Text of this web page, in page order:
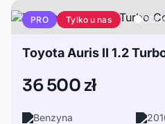
PRO Tylko u nas
Toyota Auris II 1.2
36 500 zł
Benzyna